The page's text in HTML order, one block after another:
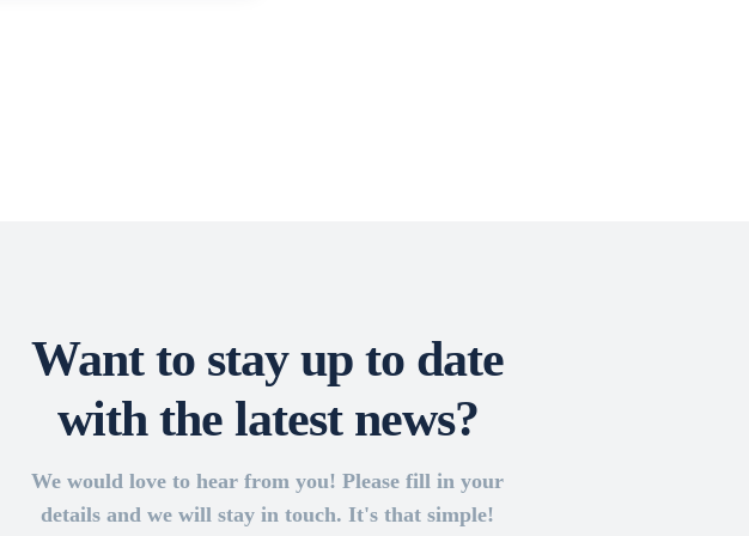
Want to stay up to date
with the latest news?
We would love to hear from you! Please fill in your
details and we will stay in touch. It's that simple!